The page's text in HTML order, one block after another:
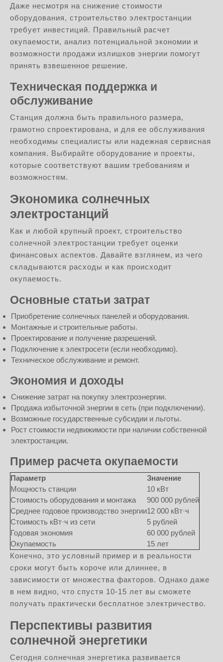
Даже несмотря на снижение стоимости
оборудования, строительство электростанции
требует инвестиций. Правильный расчет
окупаемости, анализ потенциальной экономии и
возможности продажи излишков энергии помогут
принять взвешенное решение.
Техническая поддержка и
обслуживание
Станция должна быть правильного размера,
грамотно спроектирована, и для ее обслуживания
необходимы специалисты или надежная сервисная
компания. Выбирайте оборудование и проекты,
которые соответствуют вашим требованиям и
возможностям.
Экономика солнечных
электростанций
Как и любой крупный проект, строительство
солнечной электростанции требует оценки
финансовых аспектов. Давайте взглянем, из чего
складываются расходы и как происходит
окупаемость.
Основные статьи затрат
Приобретение солнечных панелей и оборудования.
Монтажные и строительные работы.
Проектирование и получение разрешений.
Подключение к электросети (если необходимо).
Техническое обслуживание и ремонт.
Экономия и доходы
Снижение затрат на покупку электроэнергии.
Продажа избыточной энергии в сеть (при подключении).
Возможные государственные субсидии и льготы.
Рост стоимости недвижимости при наличии собственной
электростанции.
Пример расчета окупаемости
Параметр
Значение
Мощность станции
10 кВт
Стоимость оборудования и монтажа
900 000 рублей
Среднее годовое производство энергии12 000 кВт·ч
Стоимость кВт·ч из сети
5 рублей
Годовая экономия
60 000 рублей
Окупаемость
15 лет
Конечно, это условный пример и в реальности
сроки могут быть короче или длиннее, в
зависимости от множества факторов. Однако даже
в нем видно, что спустя 10-15 лет вы сможете
получать практически бесплатное электричество.
Перспективы развития
солнечной энергетики
Сегодня солнечная энергетика развивается